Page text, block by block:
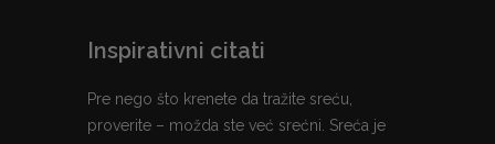
Inspirativni citati
Pre nego što krenete da tražite sreću,
proverite – možda ste već srećni. Sreća je